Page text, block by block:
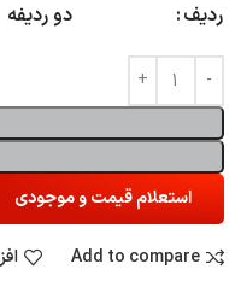
ردیف
دو ردیفه
استعلام قیمت و موجودی
Add to compare